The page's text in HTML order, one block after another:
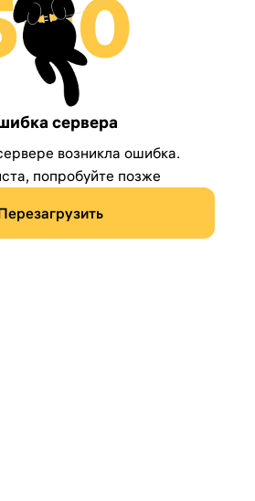
сервера
возникла ошибка.
попробуйте позже